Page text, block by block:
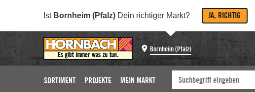
Ist Bornheim (Pfalz) Dein richtiger Markt? JA, RICHTIG
Bornheim (Pfalz)
SORTIMENT PROJEKTE MEIN MARKT